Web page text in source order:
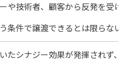
や技術者、顧客から反発を受け
条件で譲渡できるとは限らない
たシナジー効果が発揮されず、